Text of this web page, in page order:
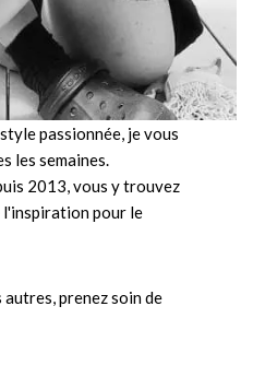
passionnée, je vous
les semaines.
2013, vous y trouvez
l'inspiration pour le
prenez soin de